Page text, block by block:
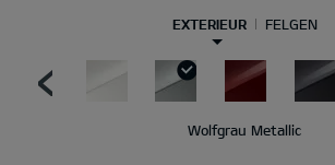
EXTERIEUR FELGEN
Wolfgrau Metallic